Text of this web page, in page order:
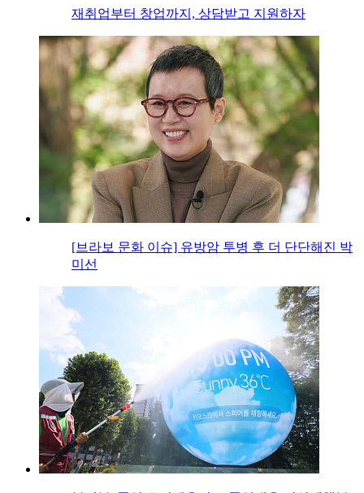
재취업부터 창업까지, 상담받고 지원하자
[브라보 문화 이슈] 유방암 투병 후 더 단단해진 박
미선